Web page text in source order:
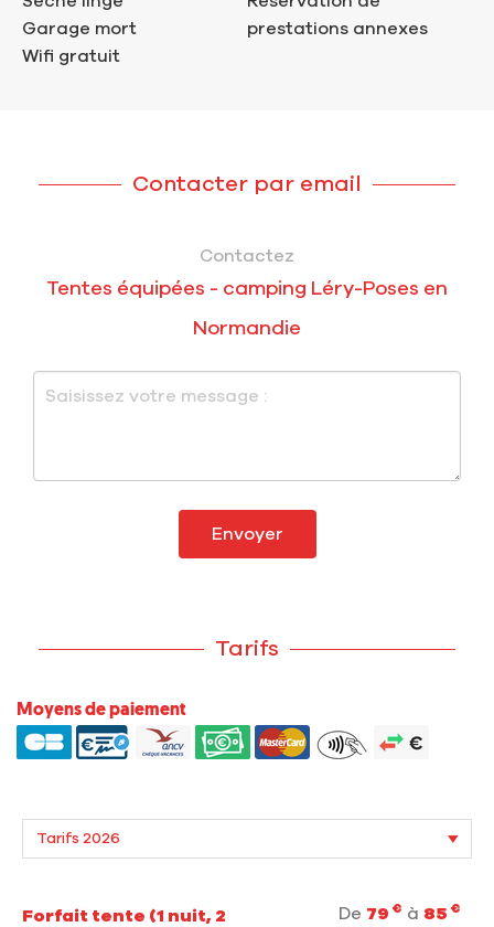
Garage mort
Wifi gratuit
prestations annexes
Contacter par email
Contactez
Tentes équipées - camping Léry-Poses en
Normandie
Envoyer
Tarifs
Moyens de paiement
Forfait tente (1 nuit, 2
De 79 € à 85 €